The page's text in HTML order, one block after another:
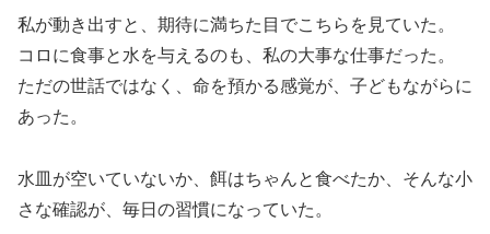
私が動き出すと、期待に満ちた目でこちらを見ていた。
コロに食事と水を与えるのも、私の大事な仕事だった。
ただの世話ではなく、命を預かる感覚が、子どもながらに
あった。
水皿が空いていないか、餌はちゃんと食べたか、そんな小
さな確認が、毎日の習慣になっていた。